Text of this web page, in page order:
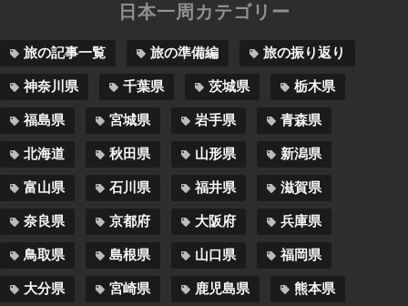
日本一周カテゴリー
旅の記事一覧 旅の準備編 旅の振り返り
神奈川県 千葉県 茨城県 栃木県
福島県 宮城県 岩手県 青森県
北海道 秋田県 山形県 新潟県
富山県 石川県 福井県 滋賀県
奈良県 京都府 大阪府 兵庫県
鳥取県 島根県 山口県 福岡県
大分県 宮崎県 鹿児島県 熊本県